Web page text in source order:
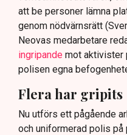
att be personer lämna
genom nödvärnsrätt
Neovas medarbetare
ingripande mot aktivister
polisen egna
Flera har gripits
Nu utförs ett pågående
och uniformerad polis på